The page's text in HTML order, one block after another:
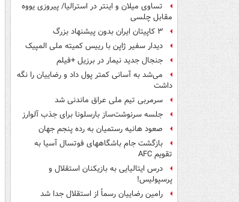
تساوی میلان و اینتر در استرالیا/ پیروزی یووه
مقابل چلسی
۳ کاپیتان ایران بدون پیشنهاد بزرگ
دیدار سفیر ژاپن با رییس کمیته ملی المپیک
جنجال جدید نیمار در برزیل +فیلم
می‌شد به آسانی کمتر پول داد و رضاییان را نگه
داشت
سرمربی تیم ملی عراق ماندنی شد
جلسه سرنوشت‌ساز بارسلونا برای جذب آلوارز
صعود هانیه رستمیان به رده پنجم جهان
بازگشت جام باشگاههای فوتسال آسیا به
تقویم AFC
درس ایتالیایی‌ به بازیکنان استقلال و
پرسپولیس!
رامین رضاییان رسماً از استقلال جدا شد